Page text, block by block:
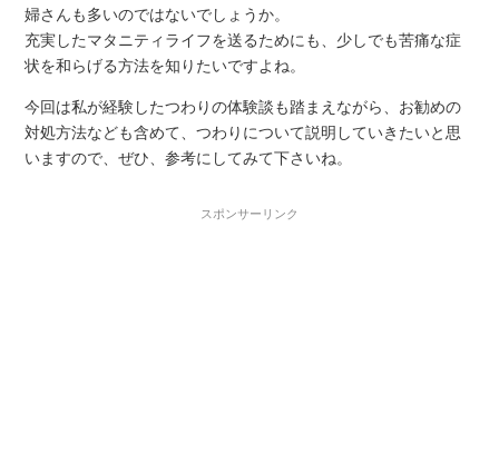
婦さんも多いのではないでしょうか。
充実したマタニティライフを送るためにも、少しでも苦痛な症
状を和らげる方法を知りたいですよね。
今回は私が経験したつわりの体験談も踏まえながら、お勧めの
対処方法なども含めて、つわりについて説明していきたいと思
いますので、ぜひ、参考にしてみて下さいね。
スポンサーリンク